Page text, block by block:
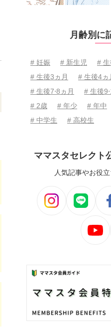
月齢別に
# 妊娠 # 新生児 # 生
# 生後3ヵ月
# 生後4ヵ
# 生後7⋅8ヵ月
# 生後
# 2歳
# 年少 # 年中
# 中学生
# 高校生
ママスタセレクト
人気記事やお役